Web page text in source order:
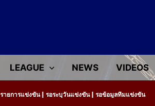
LEAGUE NEWS VIDEOS
การแข่งขัน | รอระบุวันแข่งขัน | รอข้อมูลทีมแข่งขัน